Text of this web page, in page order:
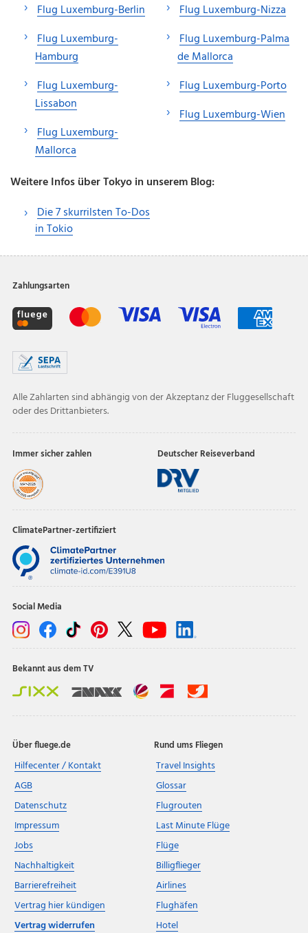
Flug Luxemburg-Berlin
Flug Luxemburg-
Hamburg
Flug Luxemburg-
Lissabon
Flug Luxemburg-
Mallorca
Flug Luxemburg-Nizza
Flug Luxemburg-Palma
de Mallorca
Flug Luxemburg-Porto
Flug Luxemburg-Wien
Weitere Infos über Tokyo in unserem Blog:
Die 7 skurrilsten To-Dos
in Tokio